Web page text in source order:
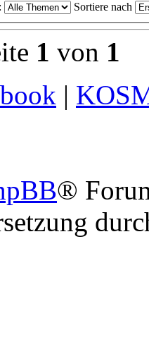
Sortiere nach
1 von 1
|
®